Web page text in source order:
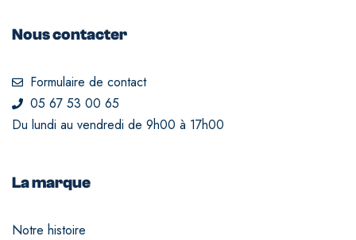
Nous contacter
Formulaire de contact
05 67 53 00 65
Du lundi au vendredi de 9h00 à 17h00
La marque
Notre histoire